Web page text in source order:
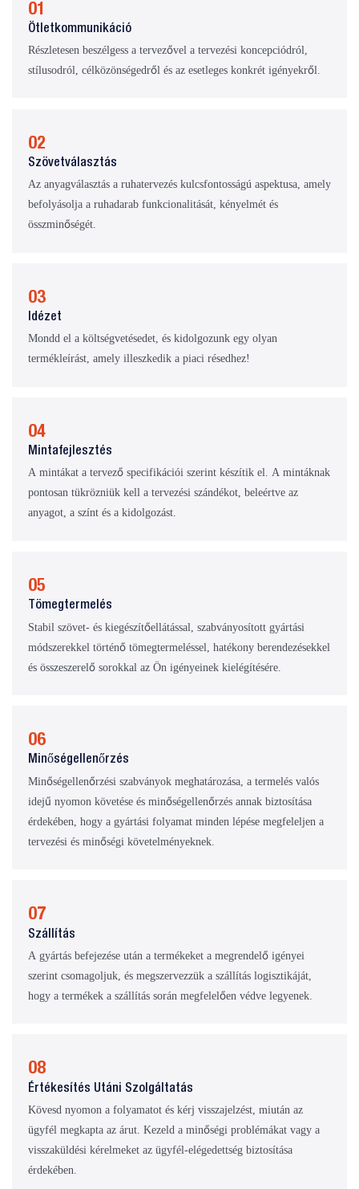
01
Ötletkommunikáció
Részletesen beszélgess a tervezővel a tervezési koncepciódról,
stílusodról, célközönségedről és az esetleges konkrét igényekről.
02
Szövetválasztás
Az anyagválasztás a ruhatervezés kulcsfontosságú aspektusa, amely
befolyásolja a ruhadarab funkcionalitását, kényelmét és
összminőségét.
03
Idézet
Mondd el a költségvetésedet, és kidolgozunk egy olyan
termékleírást, amely illeszkedik a piaci résedhez!
04
Mintafejlesztés
A mintákat a tervező specifikációi szerint készítik el. A mintáknak
pontosan tükrözniük kell a tervezési szándékot, beleértve az
anyagot, a színt és a kidolgozást.
05
Tömegtermelés
Stabil szövet- és kiegészítőellátással, szabványosított gyártási
módszerekkel történő tömegtermeléssel, hatékony berendezésekkel
és összeszerelő sorokkal az Ön igényeinek kielégítésére.
06
Minőségellenőrzés
Minőségellenőrzési szabványok meghatározása, a termelés valós
idejű nyomon követése és minőségellenőrzés annak biztosítása
érdekében, hogy a gyártási folyamat minden lépése megfeleljen a
tervezési és minőségi követelményeknek.
07
Szállítás
A gyártás befejezése után a termékeket a megrendelő igényei
szerint csomagoljuk, és megszervezzük a szállítás logisztikáját,
hogy a termékek a szállítás során megfelelően védve legyenek.
08
Értékesítés Utáni Szolgáltatás
Kövesd nyomon a folyamatot és kérj visszajelzést, miután az
ügyfél megkapta az árut. Kezeld a minőségi problémákat vagy a
visszaküldési kérelmeket az ügyfél-elégedettség biztosítása
érdekében.